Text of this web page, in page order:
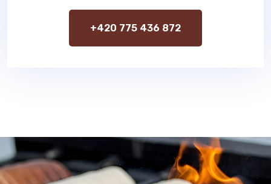
+420 775 436 872